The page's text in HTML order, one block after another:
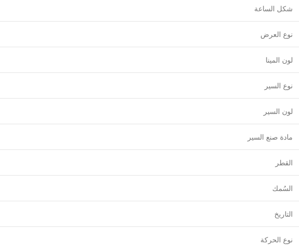
شكل الساعة
نوع العرض
لون المينا
نوع السير
لون السير
مادة صنع السير
القطر
السُمك
التاريخ
نوع الحركة